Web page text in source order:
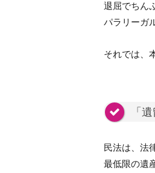
退屈でちん
パラリーガ
それでは、
「
民法は、法
最低限の遺